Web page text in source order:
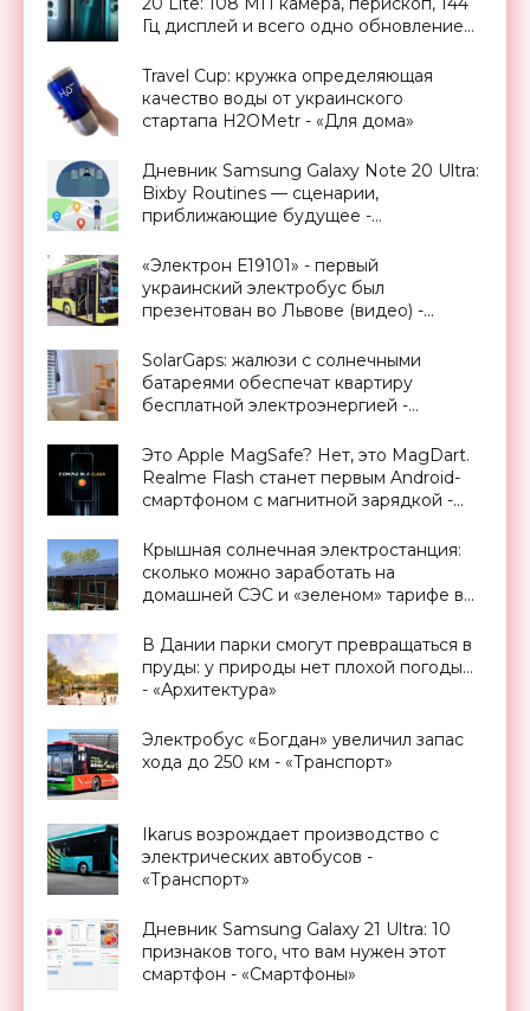
Гц дисплей и всего одно обновление
«Смартфоны»
Travel Cup: кружка определяющая
качество воды от украинского
стартапа H2OMetr - «Для дома»
Дневник Samsung Galaxy Note 20 Ultra:
Bixby Routines — сценарии,
приближающие будущее -
«Электрон Е19101» - первый
украинский электробус был
презентован во Львове (видео) -
SolarGaps: жалюзи с солнечными
батареями обеспечат квартиру
бесплатной электроэнергией -
Это Apple MagSafe? Нет, это MagDart.
Realme Flash станет первым Android-
смартфоном с магнитной зарядкой -
Крышная солнечная электростанция:
сколько можно заработать на
домашней СЭС и «зеленом» тарифе в
В Дании парки смогут превращаться в
пруды: у природы нет плохой погоды…
- «Архитектура»
Электробус «Богдан» увеличил запас
хода до 250 км - «Транспорт»
Ikarus возрождает производство с
электрических автобусов -
«Транспорт»
Дневник Samsung Galaxy 21 Ultra: 10
признаков того, что вам нужен этот
смартфон - «Смартфоны»